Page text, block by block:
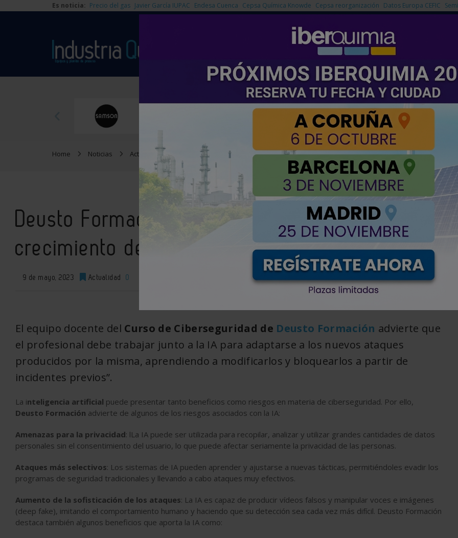
Es noticia: Precio del gas Javier García IUPAC Endesa Cuenca Cepsa Química Knowde Cepsa reorganización Datos Europa CEFIC
NOTICIAS PRODUCTOS
EMPRESAS PREMIUM
Home Noticias Actualidad Deusto Formación y la ciberseguridad ante el crecimiento de la IA
Deusto Formación y la ciberseguridad ante el
crecimiento de la IA
9 de mayo, 2023 Actualidad 0
El equipo docente del Curso de Ciberseguridad de Deusto Formación advierte que
el profesional debe trabajar junto a la IA para adaptarse a los nuevos ataques
producidos por la misma, aprendiendo a modificarlos y bloquearlos a partir de
incidentes previos”.
La inteligencia artificial puede presentar tanto beneficios como riesgos en materia de ciberseguridad. Por ello,
Deusto Formación advierte de algunos de los riesgos asociados con la IA:
Amenazas para la privacidad: lLa IA puede ser utilizada para recopilar, analizar y utilizar grandes cantidades de datos
personales sin el consentimiento del usuario, lo que puede afectar seriamente la privacidad de las personas.
Ataques más selectivos: Los sistemas de IA pueden aprender y ajustarse a nuevas tácticas, permitiéndoles evadir los
programas de seguridad tradicionales y llevando a cabo ataques muy efectivos.
Aumento de la sofisticación de los ataques: La IA es capaz de producir vídeos falsos y manipular voces e imágenes
(deep fake), imitando el comportamiento humano y haciendo que su detección sea cada vez más difícil. Deusto Formación
destaca también algunos beneficios que aporta la IA como: